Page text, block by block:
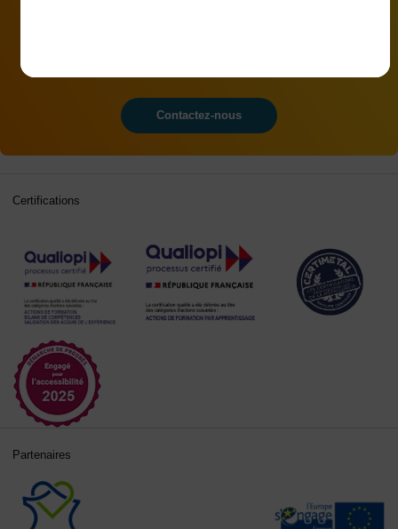
Contactez-nous
Certifications
Partenaires